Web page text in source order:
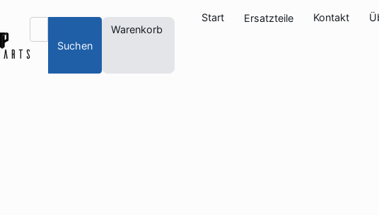
Suchen
Warenkorb
Start Ersatzteile Kontakt